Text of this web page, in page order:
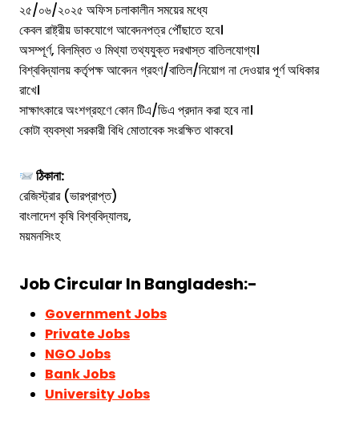
২৫/০৬/২০২৫ অফিস চলাকালীন সময়ের মধ্যে
কেবল রাষ্ট্রীয় ডাকযোগে আবেদনপত্র পৌঁছাতে হবে।
অসম্পূর্ণ, বিলম্বিত ও মিথ্যা তথ্যযুক্ত দরখাস্ত বাতিলযোগ্য।
বিশ্ববিদ্যালয় কর্তৃপক্ষ আবেদন গ্রহণ/বাতিল/নিয়োগ না দেওয়ার পূর্ণ অধিকার
রাখে।
সাক্ষাৎকারে অংশগ্রহণে কোন টিএ/ডিএ প্রদান করা হবে না।
কোটা ব্যবস্থা সরকারী বিধি মোতাবেক সংরক্ষিত থাকবে।
ঠিকানা:
রেজিস্ট্রার (ভারপ্রাপ্ত)
বাংলাদেশ কৃষি বিশ্ববিদ্যালয়,
ময়মনসিংহ
Job Circular In Bangladesh:-
Government Jobs
Private Jobs
NGO Jobs
Bank Jobs
University Jobs